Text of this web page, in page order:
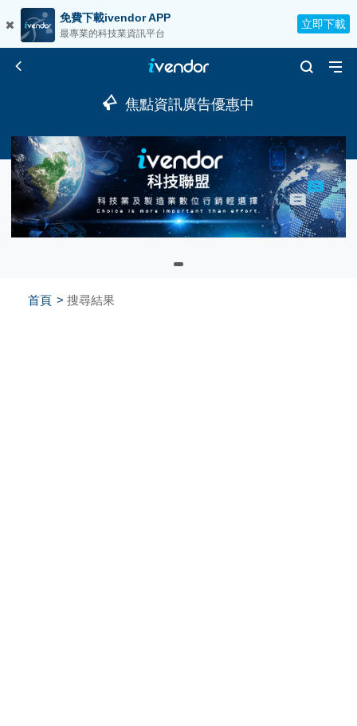
免費下載ivendor APP
最專業的科技業資訊平台
立即下載
焦點資訊廣告優惠中
首頁 搜尋結果